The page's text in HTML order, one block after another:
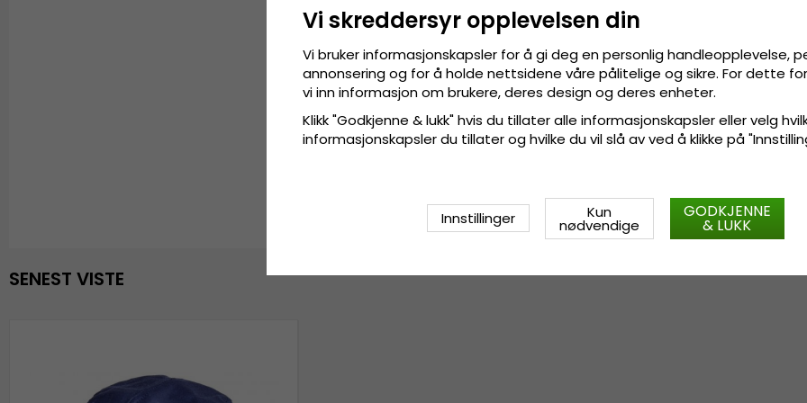
Også kjent som (AKA):
Størrelsesinformasjon:Small
SENEST VISTE
Vi skreddersyr opplevelsen din
Vi bruker informasjonskapsler for å gi deg en personlig handleopplevelse,
annonsering og for å holde nettsidene våre pålitelige og sikre. For dette
vi inn informasjon om brukere, deres design og deres enheter.
Klikk "Godkjenne & lukk" hvis du tillater alle informasjonskapsler eller velg
informasjonskapsler du tillater og hvilke du vil slå av ved å klikke på
Innstillinger Kun
nødvendige
GODKJENNE
& LUKK